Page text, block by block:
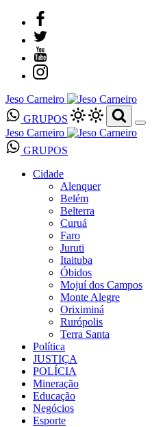
Jeso Carneiro
GRUPOS
Jeso Carneiro
GRUPOS
Cidade
Alenquer
Belém
Belterra
Curuá
Faro
Juruti
Itaituba
Óbidos
Mojuí dos Campos
Monte Alegre
Oriximiná
Rurópolis
Terra Santa
Política
JUSTIÇA
POLÍCIA
Mineração
Educação
Negócios
Esporte